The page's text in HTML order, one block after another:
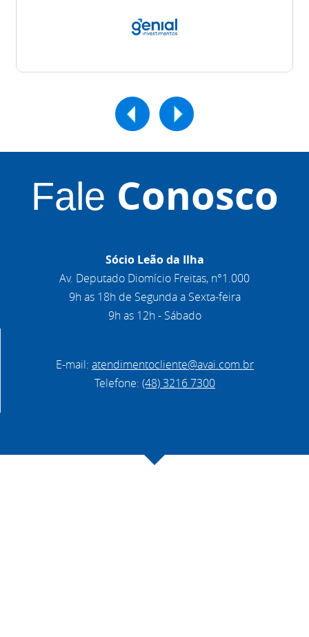
Fale Conosco
Sócio Leão da Ilha
Av. Deputado Diomício Freitas, n°1.000
9h as 18h de Segunda a Sexta-feira
9h as 12h - Sábado
E-mail: atendimentocliente@avai.com.br
Telefone: (48) 3216 7300